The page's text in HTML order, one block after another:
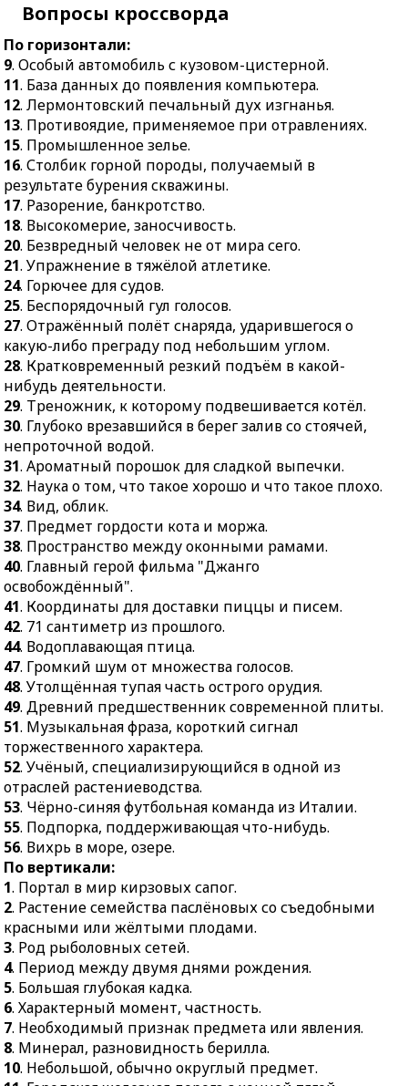
24.Горючее для судов.
25.
голосов.
27.Отражённый полёт
снаряда, ударившегося о
какую-либо преграду
под небольшим углом.
28.Кратковременный
резкий подъём в какой-
нибудь деятельности.
29.Треножник, к
которому
подвешивается котёл.
30.Глубоко врезавшийся
в берег залив со стоячей,
непроточной водой.
31.Ароматный порошок
для сладкой выпечки.
32.Наука о том, что
такое хорошо и что
такое плохо.
34.Вид, облик.
37.Предмет гордости
кота и моржа.
38.Пространство между
оконными рамами.
40.Главный герой
фильма "Джанго
освобождённый".
41.Координаты для
доставки пиццы и
писем.
42.71 сантиметр из
прошлого.
44.Водоплавающая
птица.
47.Громкий шум от
множества голосов.
48.Утолщённая тупая
часть острого орудия.
49.Древний
предшественник
современной плиты.
51.Музыкальная фраза,
короткий сигнал
торжественного
характера.
52.Учёный,
специализирующийся в
высоким голосом.
19. Позвоночное водное
животное с
конечностями в виде
20.Средневековая
пандемия.
22.
пирамидальной кроной.
23.Очень маленькая
яркостью и красотой
оперения.
24.Отрезок,
соединяющий вершину
серединой
противоположной
26.Восточное мясное
кушанье.
превращающий
продукты в искусство.
кто не любит ходить
пешком.
сонете.
35.Манёвренный
двухмачтовый
парусник.
36.
Текст, обозначающий
тему или содержание
статьи.
38.Растение,
празднике.
39.Зона
распространения
41.Молитвенно-
43.Большой бурый
рогатый жук.
45.Морское судно с
Вопросы кроссворда
По горизонтали:
9. Особый автомобиль с кузовом-цистерной.
11. База данных до появления компьютера.
12. Лермонтовский печальный дух изгнанья.
13. Противоядие, применяемое при отравлениях.
15. Промышленное зелье.
16. Столбик горной породы, получаемый в
результате бурения скважины.
17. Разорение, банкротство.
18. Высокомерие, заносчивость.
20. Безвредный человек не от мира сего.
21. Упражнение в тяжёлой атлетике.
24. Горючее для судов.
25. Беспорядочный гул голосов.
27. Отражённый полёт снаряда, ударившегося о
какую-либо преграду под небольшим углом.
28. Кратковременный резкий подъём в какой-
нибудь деятельности.
29. Треножник, к которому подвешивается котёл.
30. Глубоко врезавшийся в берег залив со стоячей,
непроточной водой.
31. Ароматный порошок для сладкой выпечки.
32. Наука о том, что такое хорошо и что такое плохо.
34. Вид, облик.
37. Предмет гордости кота и моржа.
38. Пространство между оконными рамами.
40. Главный герой фильма "Джанго
освобождённый".
41. Координаты для доставки пиццы и писем.
42. 71 сантиметр из прошлого.
44. Водоплавающая птица.
47. Громкий шум от множества голосов.
48. Утолщённая тупая часть острого орудия.
49. Древний предшественник современной плиты.
51. Музыкальная фраза, короткий сигнал
торжественного характера.
52. Учёный, специализирующийся в одной из
отраслей растениеводства.
53. Чёрно-синяя футбольная команда из Италии.
55. Подпорка, поддерживающая что-нибудь.
56. Вихрь в море, озере.
По вертикали:
1. Портал в мир кирзовых сапог.
2. Растение семейства паслёновых со съедобными
красными или жёлтыми плодами.
3. Род рыболовных сетей.
4. Период между двумя днями рождения.
5. Большая глубокая кадка.
6. Характерный момент, частность.
7. Необходимый признак предмета или явления.
8. Минерал, разновидность берилла.
10. Небольшой, обычно округлый предмет.